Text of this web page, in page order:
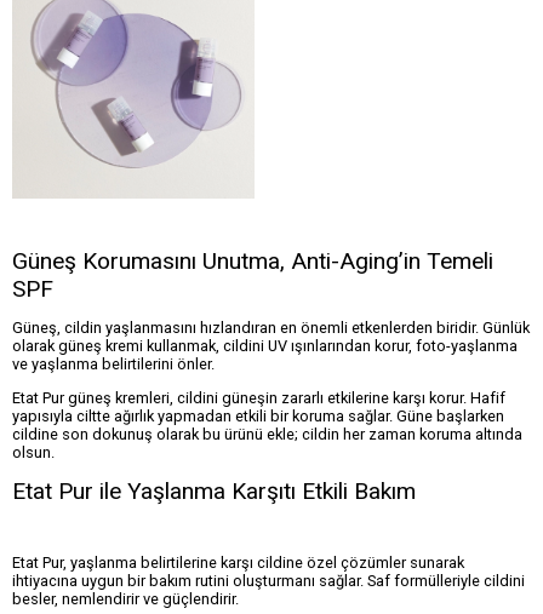
Güneş Korumasını Unutma, Anti-Aging’in Temeli
SPF
Güneş, cildin yaşlanmasını hızlandıran en önemli etkenlerden biridir. Günlük
olarak güneş kremi kullanmak, cildini UV ışınlarından korur, foto-yaşlanma
ve yaşlanma belirtilerini önler.
Etat Pur güneş kremleri, cildini güneşin zararlı etkilerine karşı korur. Hafif
yapısıyla ciltte ağırlık yapmadan etkili bir koruma sağlar. Güne başlarken
cildine son dokunuş olarak bu ürünü ekle; cildin her zaman koruma altında
olsun.
Etat Pur ile Yaşlanma Karşıtı Etkili Bakım
Etat Pur, yaşlanma belirtilerine karşı cildine özel çözümler sunarak
ihtiyacına uygun bir bakım rutini oluşturmanı sağlar. Saf formülleriyle cildini
besler, nemlendirir ve güçlendirir.